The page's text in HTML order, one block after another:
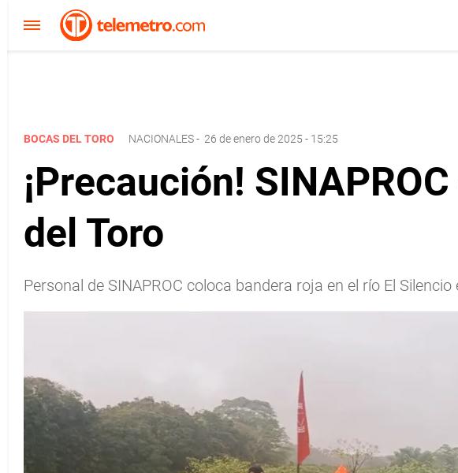
BOCAS DEL TORO NACIONALES- 26 de enero de 2025 - 15:25
¡Precaución!
del Toro
Personal de SINAPROC coloca bandera roja en el río El